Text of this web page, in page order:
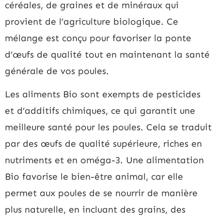
céréales, de graines et de minéraux qui
provient de l’agriculture biologique. Ce
mélange est conçu pour favoriser la ponte
d’œufs de qualité tout en maintenant la santé
générale de vos poules.
Les aliments Bio sont exempts de pesticides
et d’additifs chimiques, ce qui garantit une
meilleure santé pour les poules. Cela se traduit
par des œufs de qualité supérieure, riches en
nutriments et en oméga-3. Une alimentation
Bio favorise le bien-être animal, car elle
permet aux poules de se nourrir de manière
plus naturelle, en incluant des grains, des